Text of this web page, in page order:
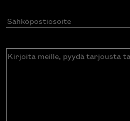
Sähköpostiosoite(Pakollinen)
Kirjoita